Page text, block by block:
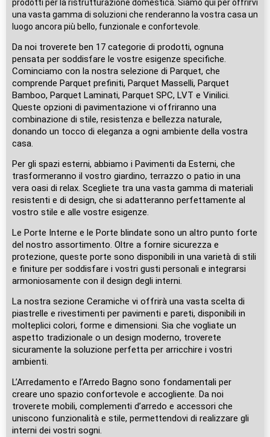
prodotti per la ristrutturazione domestica. Siamo qui per offrirvi
una vasta gamma di soluzioni che renderanno la vostra casa un
luogo ancora più bello, funzionale e confortevole.
Da noi troverete ben 17 categorie di prodotti, ognuna
pensata per soddisfare le vostre esigenze specifiche.
Cominciamo con la nostra selezione di Parquet, che
comprende Parquet prefiniti, Parquet Masselli, Parquet
Bamboo, Parquet Laminati, Parquet SPC, LVT e Vinilici.
Queste opzioni di pavimentazione vi offriranno una
combinazione di stile, resistenza e bellezza naturale,
donando un tocco di eleganza a ogni ambiente della vostra
casa.
Per gli spazi esterni, abbiamo i Pavimenti da Esterni, che
trasformeranno il vostro giardino, terrazzo o patio in una
vera oasi di relax. Scegliete tra una vasta gamma di materiali
resistenti e di design, che si adatteranno perfettamente al
vostro stile e alle vostre esigenze.
Le Porte Interne e le Porte blindate sono un altro punto forte
del nostro assortimento. Oltre a fornire sicurezza e
protezione, queste porte sono disponibili in una varietà di stili
e finiture per soddisfare i vostri gusti personali e integrarsi
armoniosamente con il design degli interni.
La nostra sezione Ceramiche vi offrirà una vasta scelta di
piastrelle e rivestimenti per pavimenti e pareti, disponibili in
molteplici colori, forme e dimensioni. Sia che vogliate un
aspetto tradizionale o un design moderno, troverete
sicuramente la soluzione perfetta per arricchire i vostri
ambienti.
L’Arredamento e l’Arredo Bagno sono fondamentali per
creare uno spazio confortevole e accogliente. Da noi
troverete mobili, complementi d’arredo e accessori che
uniscono funzionalità e stile, permettendovi di realizzare gli
interni dei vostri sogni.